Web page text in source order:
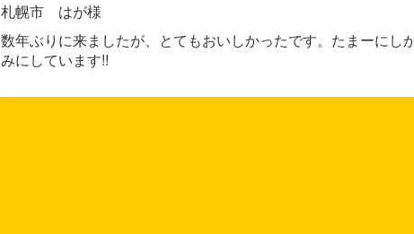
札幌市 はが様
数年ぶりに来ましたが、とてもおいしかったです。たまーにし
みにしています!!